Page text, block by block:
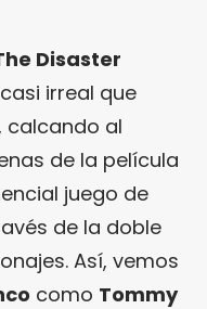
Disaster
irreal que
calcando al
de la película
juego de
de la doble
Así, vemos
como Tommy